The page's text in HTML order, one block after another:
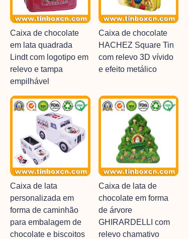
Caixa de chocolate
em lata quadrada
Lindt com logotipo em
relevo e tampa
empilhável
Caixa de chocolate
HACHEZ Square Tin
com relevo 3D vívido
e efeito metálico
Caixa de lata
personalizada em
forma de caminhão
para embalagem de
chocolate e biscoitos
Caixa de lata de
chocolate em forma
de árvore
GHIRARDELLI com
relevo chamativo